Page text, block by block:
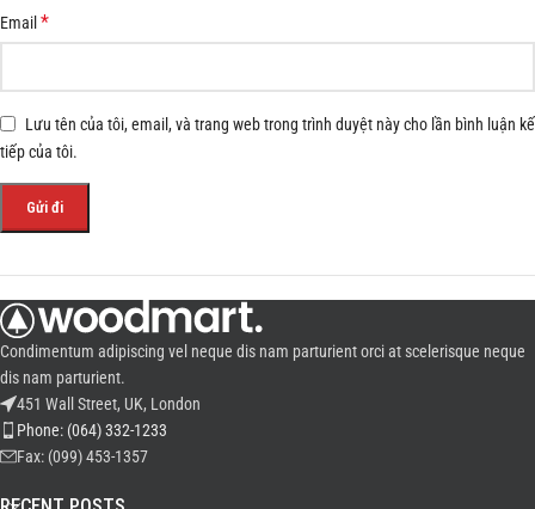
Email*
Lưu tên của tôi, email, và trang web trong trình duyệt này cho lần bình luận kế
tiếp của tôi.
Condimentum adipiscing vel neque dis nam parturient orci at scelerisque neque
dis nam parturient.
451 Wall Street, UK, London
Phone: (064) 332-1233
Fax: (099) 453-1357